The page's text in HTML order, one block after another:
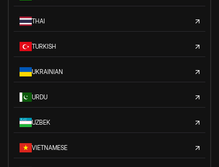
THAI
TURKISH
UKRAINIAN
URDU
UZBEK
VIETNAMESE